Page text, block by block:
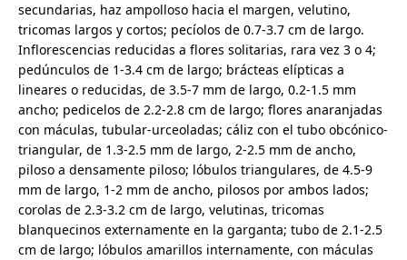
secundarias, haz ampolloso hacia el margen, velutino,
tricomas largos y cortos; pecíolos de 0.7-3.7 cm de largo.
Inflorescencias reducidas a flores solitarias, rara vez 3 o 4;
pedúnculos de 1-3.4 cm de largo; brácteas elípticas a
lineares o reducidas, de 3.5-7 mm de largo, 0.2-1.5 mm
ancho; pedicelos de 2.2-2.8 cm de largo; flores anaranjadas
con máculas, tubular-urceoladas; cáliz con el tubo obcónico-
triangular, de 1.3-2.5 mm de largo, 2-2.5 mm de ancho,
piloso a densamente piloso; lóbulos triangulares, de 4.5-9
mm de largo, 1-2 mm de ancho, pilosos por ambos lados;
corolas de 2.3-3.2 cm de largo, velutinas, tricomas
blanquecinos externamente en la garganta; tubo de 2.1-2.5
cm de largo; lóbulos amarillos internamente, con máculas